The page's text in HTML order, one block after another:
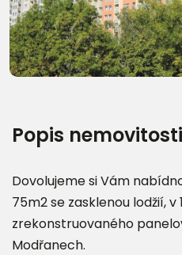
Další
Popis nemovitosti
Dovolujeme si Vám
75m2 se zasklenou lodžií, v
zrekonstruovaného
Modřanech.